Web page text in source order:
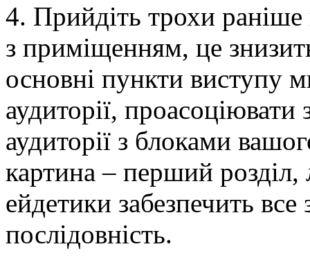
4. Прийдіть трохи раніше
з приміщенням, це
основні пункти виступу
аудиторії,
аудиторії з блоками
картина – перший
ейдетики забезпечить все
послідовність.